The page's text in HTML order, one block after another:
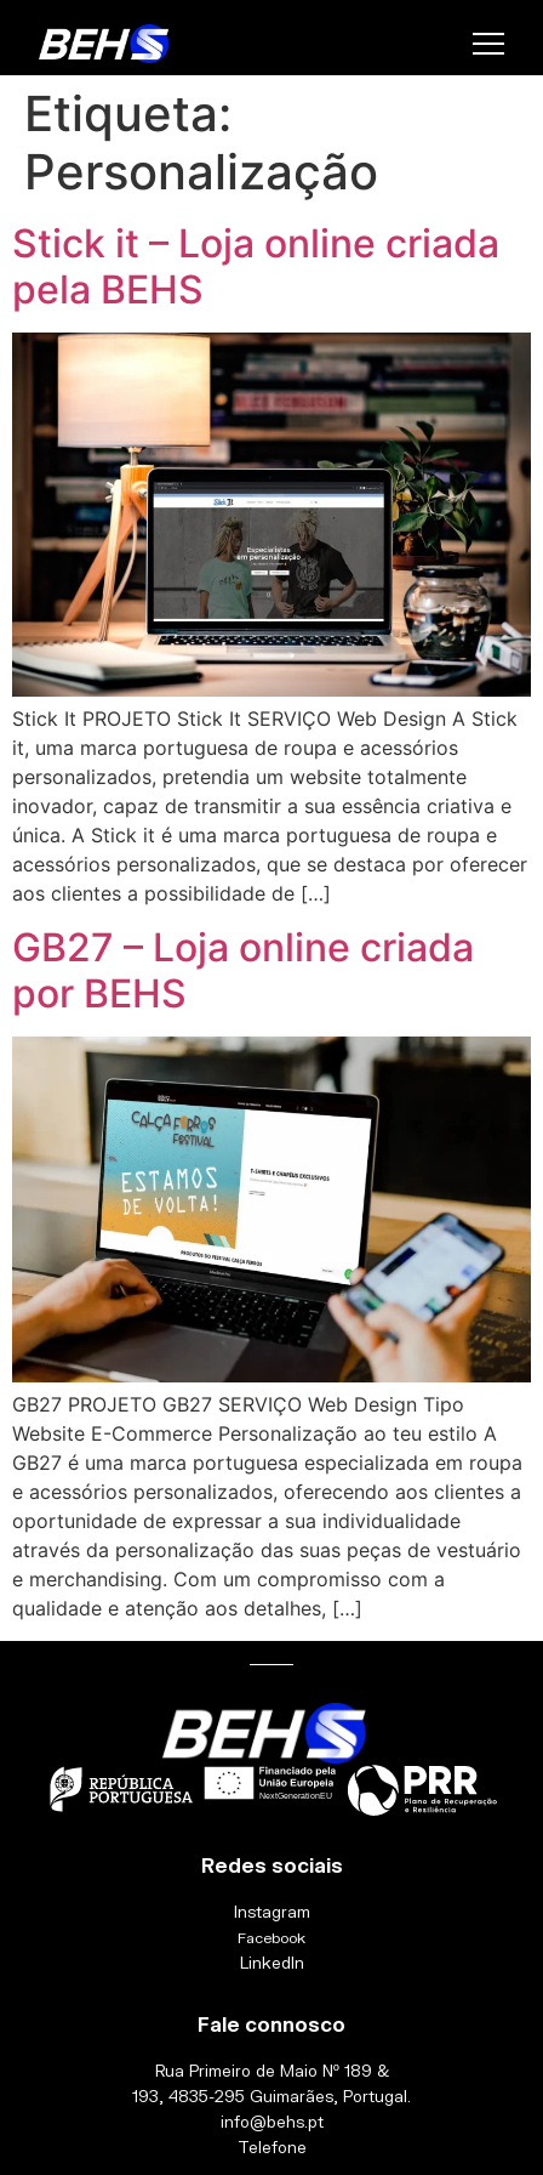
Etiqueta:
Personalização
Stick it – Loja online criada
pela BEHS
Stick It PROJETO Stick It SERVIÇO Web Design A Stick
it, uma marca portuguesa de roupa e acessórios
personalizados, pretendia um website totalmente
inovador, capaz de transmitir a sua essência criativa e
única. A Stick it é uma marca portuguesa de roupa e
acessórios personalizados, que se destaca por oferecer
aos clientes a possibilidade de […]
GB27 – Loja online criada
por BEHS
GB27 PROJETO GB27 SERVIÇO Web Design Tipo
Website E-Commerce Personalização ao teu estilo A
GB27 é uma marca portuguesa especializada em roupa
e acessórios personalizados, oferecendo aos clientes a
oportunidade de expressar a sua individualidade
através da personalização das suas peças de vestuário
e merchandising. Com um compromisso com a
qualidade e atenção aos detalhes, […]
Redes sociais
Instagram
Facebook
LinkedIn
Fale connosco
Rua Primeiro de Maio Nº 189 &
193, 4835-295 Guimarães, Portugal.
info@behs.pt
Telefone